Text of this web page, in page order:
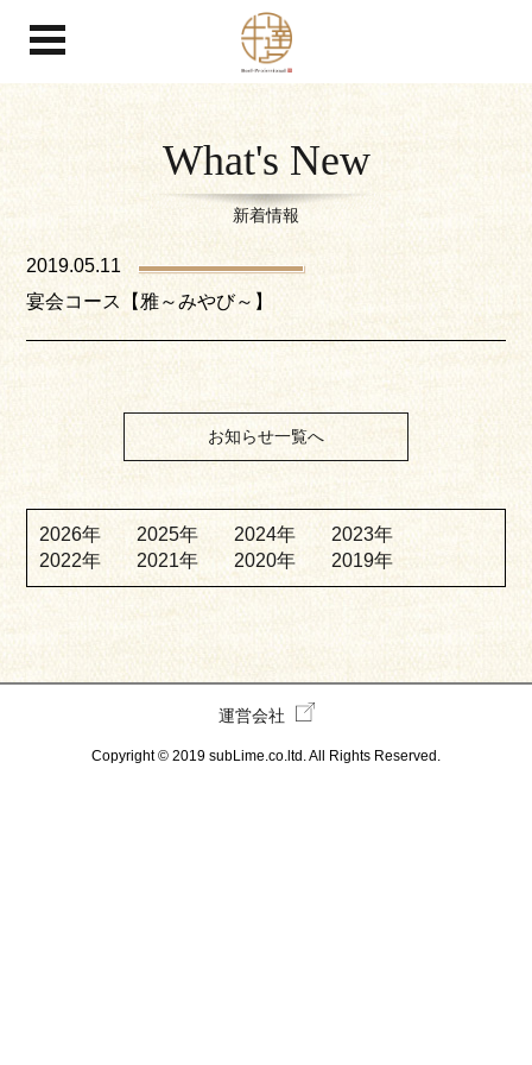
What's New
新着情報
2019.05.11
宴会コース【雅～みやび～】
お知らせ一覧へ
2026年 2025年 2024年
2023年
2022年
2021年 2020年 2019年
運営会社
Copyright © 2019 subLime.co.ltd. All Rights Reserved.